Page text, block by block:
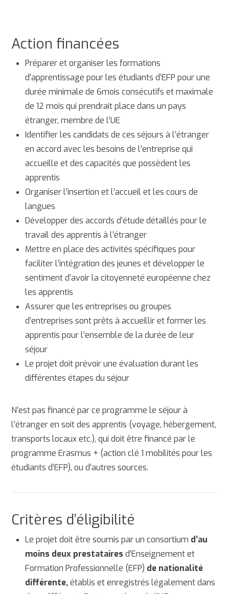
Action financées
Préparer et organiser les formations
d’apprentissage pour les étudiants d’EFP pour une
durée minimale de 6mois consécutifs et maximale
de 12 mois qui prendrait place dans un pays
étranger, membre de l’UE
Identifier les candidats de ces séjours à l’étranger
en accord avec les besoins de l’entreprise qui
accueille et des capacités que possèdent les
apprentis
Organiser l’insertion et l’accueil et les cours de
langues
Développer des accords d’étude détaillés pour le
travail des apprentis à l’étranger
Mettre en place des activités spécifiques pour
faciliter l’intégration des jeunes et développer le
sentiment d’avoir la citoyenneté européenne chez
les apprentis
Assurer que les entreprises ou groupes
d’entreprises sont prêts à accueillir et former les
apprentis pour l’ensemble de la durée de leur
séjour
Le projet doit prévoir une évaluation durant les
différentes étapes du séjour
N’est pas financé par ce programme le séjour à
l’étranger en soit des apprentis (voyage, hébergement,
transports locaux etc.), qui doit être financé par le
programme Erasmus + (action clé 1 mobilités pour les
étudiants d’EFP), ou d’autres sources.
Critères d’éligibilité
Le projet doit être soumis par un consortium d’au
moins deux prestataires d’Enseignement et
Formation Professionnelle (EFP) de nationalité
différente,établis et enregistrés légalement dans